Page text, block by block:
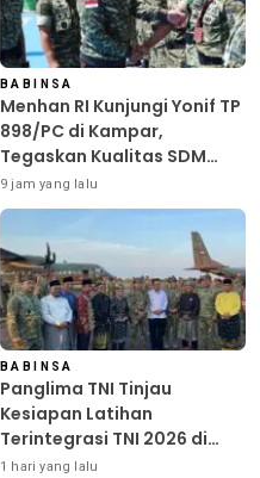
BABINSA
Menhan RI Kunjungi Yonif TP
898/PC di Kampar,
Tegaskan Kualitas SDM
Kunci Kekuatan TNI
9 jam yang lalu
BABINSA
Panglima TNI Tinjau
Kesiapan Latihan
Terintegrasi TNI 2026 di
Dabo Singkep
1 hari yang lalu